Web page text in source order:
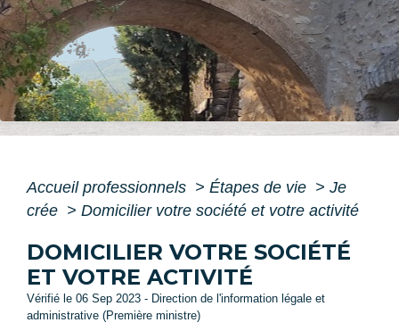
Accueil professionnels > Étapes de vie > Je
crée > Domicilier votre société et votre activité
DOMICILIER VOTRE SOCIÉTÉ
ET VOTRE ACTIVITÉ
Vérifié le 06 Sep 2023 - Direction de l'information légale et
administrative (Première ministre)